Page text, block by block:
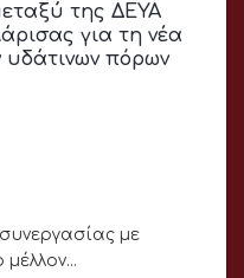
της ΔΕΥΑ
για τη νέα
υδάτινων πόρων
συνεργασίας με